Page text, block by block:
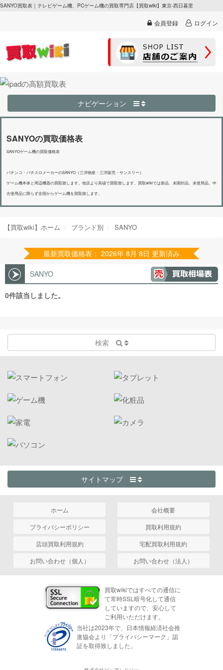
SANYO買取表｜テレビゲーム機、PCゲーム機の買取専門店【買取wiki】東京-西日暮里
会員登録 ログイン
ナビゲーション
SANYOの買取価格表
SANYOゲーム機の買取価格表
パチンコ・パチスロメーカーのSANYO（三洋物産・三洋販売・サンスリー）
ゲーム機本体と周辺機器の買取致します。他店より高値で買取致します。買取wikiでは新品、未開封品、未使用品、中
古使用品に限らず全国からゲーム機を買取致します。
【買取wiki】ホーム ブランド別 SANYO
最新買取価格表： 2026年 8月 8日 更新済み
SANYO
0件該当しました。
検索
サイトマップ
ホーム
会社概要
プライバシーポリシー
買取利用規約
店頭買取利用規約
宅配買取利用規約
お問い合わせ（個人）
お問い合わせ（法人）
買取wikiではすべての通信に
て常時SSL暗号化して通信
していますので、安心して
ご利用いただけます。
当社は2023年で、日本情報経済社会推
進協会より「プライバシーマーク」認
証を取得致しました。